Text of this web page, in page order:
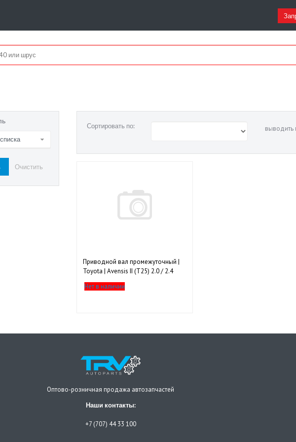
Сортировать по: выводить
Приводной вал промежуточный |
Toyota | Avensis II (T25) 2.0 / 2.4
2002-2008 передний левый
Нет в наличии
Оптово-розничная продажа автозапчастей
Наши контакты:
+7 (707) 44 33 100